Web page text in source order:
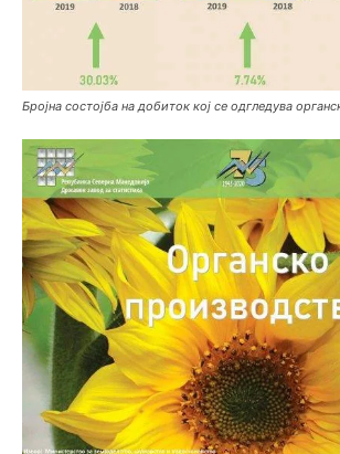
Бројна состојба на добиток кој се одгледува